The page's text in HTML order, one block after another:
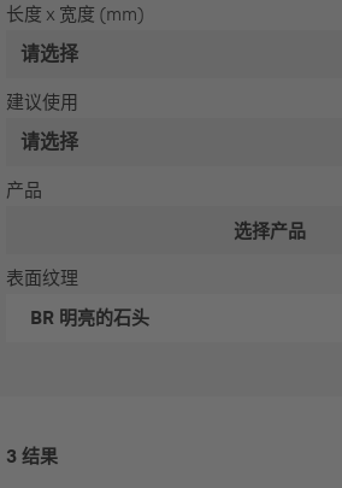
长度 x 宽度 (mm)
建议使用
产品
选择产品
表面纹理
BR 明亮的石头
3 结果